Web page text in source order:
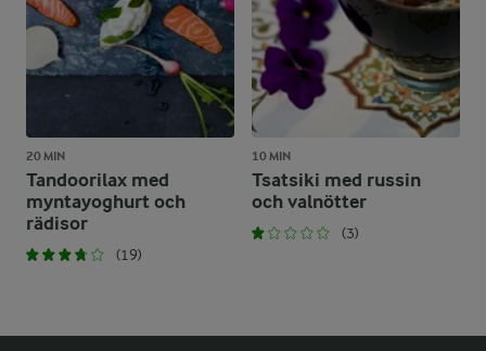
20 MIN
Tandoorilax med
myntayoghurt och
rädisor
(19)
10 MIN
Tsatsiki med russin
och valnötter
(3)